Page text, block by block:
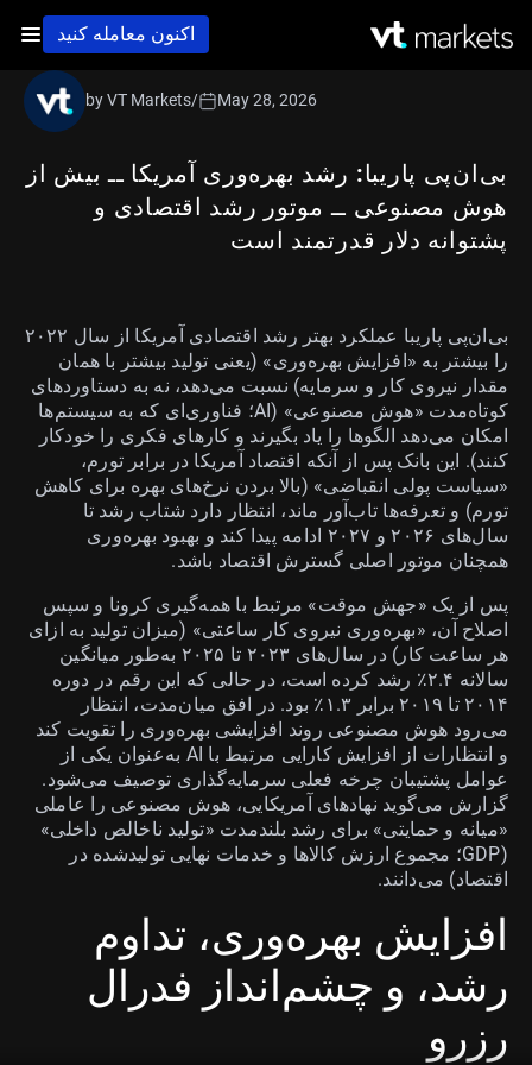
اکنون معامله کنید
بی‌ان‌پی پاریبا: رشد بهره‌وری آمریکا ــ بیش از
هوش مصنوعی ــ موتور رشد اقتصادی و
پشتوانه دلار قدرتمند است
by VT Markets/ May 28, 2026
بی‌ان‌پی پاریبا عملکرد بهتر رشد اقتصادی آمریکا از سال ۲۰۲۲
را بیشتر به «افزایش بهره‌وری» (یعنی تولید بیشتر با همان
مقدار نیروی کار و سرمایه) نسبت می‌دهد، نه به دستاوردهای
کوتاه‌مدت «هوش مصنوعی» (AI؛ فناوری‌ای که به سیستم‌ها
امکان می‌دهد الگوها را یاد بگیرند و کارهای فکری را خودکار
کنند). این بانک پس از آنکه اقتصاد آمریکا در برابر تورم،
«سیاست پولی انقباضی» (بالا بردن نرخ‌های بهره برای کاهش
تورم) و تعرفه‌ها تاب‌آور ماند، انتظار دارد شتاب رشد تا
سال‌های ۲۰۲۶ و ۲۰۲۷ ادامه پیدا کند و بهبود بهره‌وری
همچنان موتور اصلی گسترش اقتصاد باشد.
پس از یک «جهش موقت» مرتبط با همه‌گیری کرونا و سپس
اصلاح آن، «بهره‌وری نیروی کار ساعتی» (میزان تولید به ازای
هر ساعت کار) در سال‌های ۲۰۲۳ تا ۲۰۲۵ به‌طور میانگین
سالانه ۲.۴٪ رشد کرده است، در حالی که این رقم در دوره
۲۰۱۴ تا ۲۰۱۹ برابر ۱.۳٪ بود. در افق میان‌مدت، انتظار
می‌رود هوش مصنوعی روند افزایشی بهره‌وری را تقویت کند
و انتظارات از افزایش کارایی مرتبط با AI به‌عنوان یکی از
عوامل پشتیبان چرخه فعلی سرمایه‌گذاری توصیف می‌شود.
گزارش می‌گوید نهادهای آمریکایی، هوش مصنوعی را عاملی
«میانه و حمایتی» برای رشد بلندمدت «تولید ناخالص داخلی»
(GDP؛ مجموع ارزش کالاها و خدمات نهایی تولیدشده در
اقتصاد) می‌دانند.
افزایش بهره‌وری، تداوم
رشد، و چشم‌انداز فدرال
رزرو